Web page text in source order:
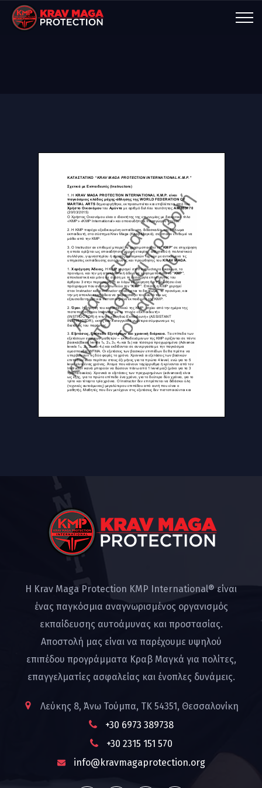
Η Krav Maga Protection KMP International® είναι
ένας παγκόσμια αναγνωρισμένος οργανισμός
εκπαίδευσης αυτοάμυνας και προστασίας.
Αποστολή μας είναι να παρέχουμε υψηλού
επιπέδου προγράμματα Κραβ Μαγκά για πολίτες,
επαγγελματίες ασφαλείας και ένοπλες δυνάμεις.
Λεύκης 8, Άνω Τούμπα, ΤΚ 54351, Θεσσαλονίκη
+30 6973 389738
+30 2315 151 570
info@kravmagaprotection.org